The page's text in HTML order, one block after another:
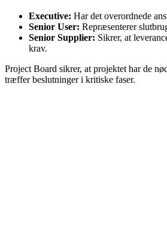
Executive: Har det overordnede
Senior User: Repræsenterer
Senior Supplier: Sikrer, at
krav.
Project Board sikrer, at projektet har de
træffer beslutninger i kritiske faser.